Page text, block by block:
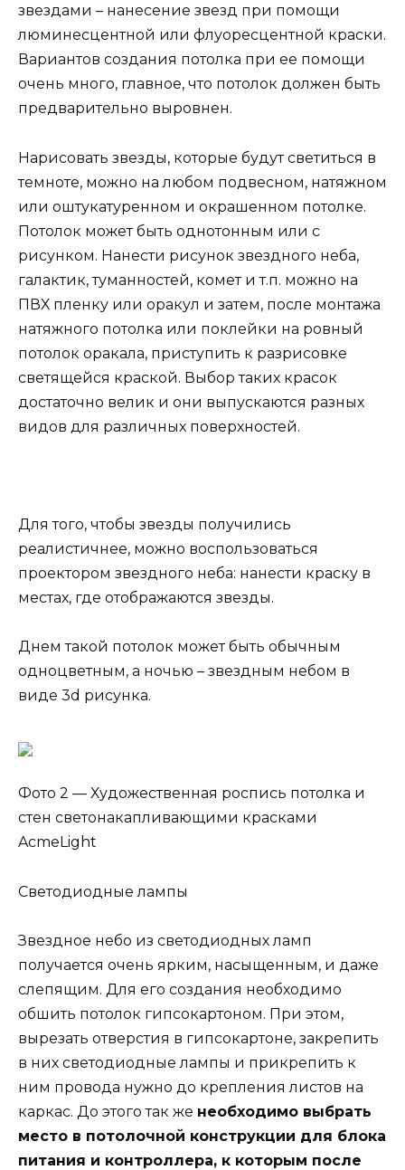
звездами – нанесение звезд при помощи
люминесцентной или флуоресцентной краски.
Вариантов создания потолка при ее помощи
очень много, главное, что потолок должен быть
предварительно выровнен.
Нарисовать звезды, которые будут светиться в
темноте, можно на любом подвесном, натяжном
или оштукатуренном и окрашенном потолке.
Потолок может быть однотонным или с
рисунком. Нанести рисунок звездного неба,
галактик, туманностей, комет и т.п. можно на
ПВХ пленку или оракул и затем, после монтажа
натяжного потолка или поклейки на ровный
потолок оракала, приступить к разрисовке
светящейся краской. Выбор таких красок
достаточно велик и они выпускаются разных
видов для различных поверхностей.
Для того, чтобы звезды получились
реалистичнее, можно воспользоваться
проектором звездного неба: нанести краску в
местах, где отображаются звезды.
Днем такой потолок может быть обычным
одноцветным, а ночью – звездным небом в
виде 3d рисунка.
Фото 2 — Художественная роспись потолка и
стен светонакапливающими красками
AcmeLight
Светодиодные лампы
Звездное небо из светодиодных ламп
получается очень ярким, насыщенным, и даже
слепящим. Для его создания необходимо
обшить потолок гипсокартоном. При этом,
вырезать отверстия в гипсокартоне, закрепить
в них светодиодные лампы и прикрепить к
ним провода нужно до крепления листов на
каркас. До этого так же необходимо выбрать
место в потолочной конструкции для блока
питания и контроллера, к которым после